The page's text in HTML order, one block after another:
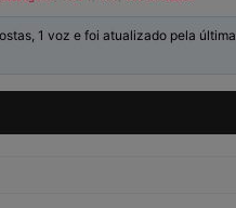
1 voz e foi atualizado pela